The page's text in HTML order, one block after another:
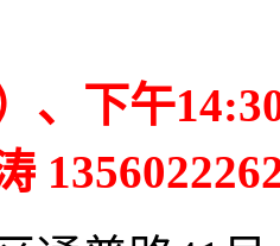
、下午